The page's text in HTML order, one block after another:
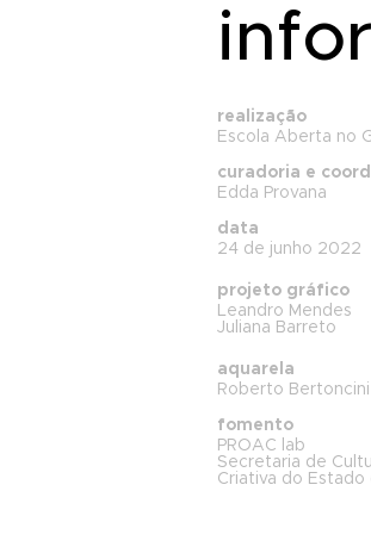
realização
Escola Aberta no
curadoria e
Edda Provana
data
24 de junho 2022
projeto gráfico
Leandro Mendes
Juliana Barreto
aquarela
Roberto Bertoncini
fomento
PROAC lab
Secretaria de
Criativa do Estado